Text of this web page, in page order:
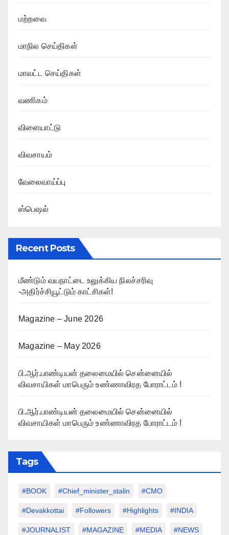
மற்றவை
மாநில செய்திகள்
மாவட்ட செய்திகள்
வணிகம்
விளையாட்டு
விவசாயம்
வேலைவாய்ப்பு
ஸ்பெஷல்
Recent Posts
மீண்டும் வயநாட்டை உலுக்கிய நிலச்சரிவு
-அதிர்ச்சியூட்டும் காட்சிகள்!
Magazine – June 2026
Magazine – May 2026
பி.ஆர்.பாண்டியன் தலைமையில் சென்னையில்
விவசாயிகள் மாபெரும் உண்ணாவிரத போராட்டம் !
பி.ஆர்.பாண்டியன் தலைமையில் சென்னையில்
விவசாயிகள் மாபெரும் உண்ணாவிரத போராட்டம் !
Tags
#BOOK #chief_minister_stalin #CMO
#devakkottai #followers #highlights #INDIA
#JOURNALIST #MAGAZINE #MEDIA #NEWS